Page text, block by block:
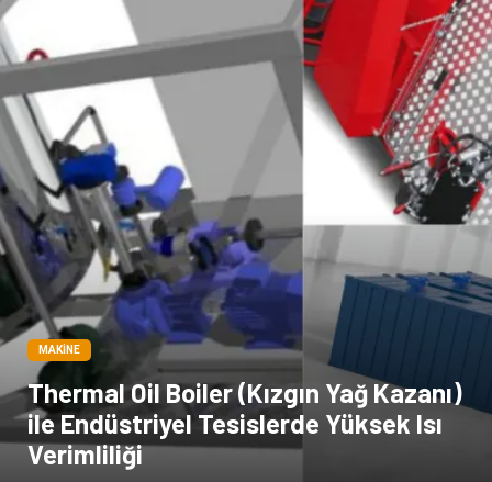
MAKINE
Thermal Oil Boiler (Kızgın Yağ Kazanı)
ile Endüstriyel Tesislerde Yüksek Isı
Verimliliği